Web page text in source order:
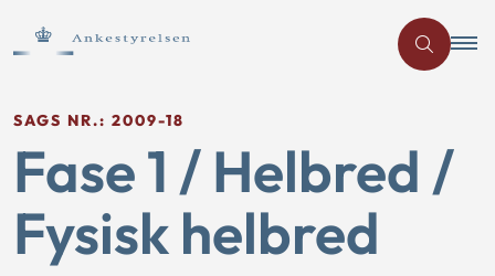
SAGS NR.: 2009-18
Fase 1 / Helbred /
Fysisk helbred